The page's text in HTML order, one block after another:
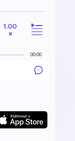
1.00
×
00:00